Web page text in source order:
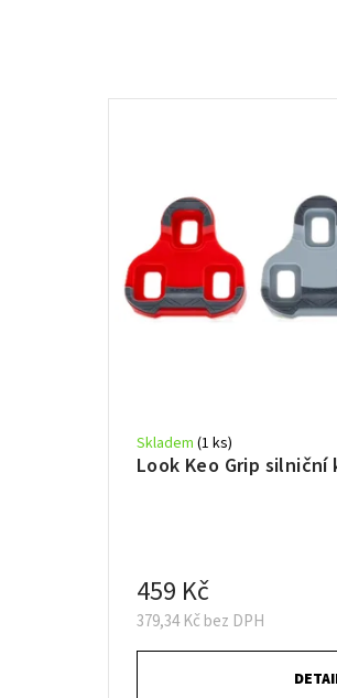
Look Keo Grip silniční
Skladem (1 ks)
379,34 Kč bez DPH
459 Kč